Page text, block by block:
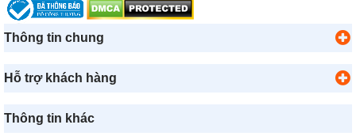
Thông tin chung
Hỗ trợ khách hàng
Thông tin khác